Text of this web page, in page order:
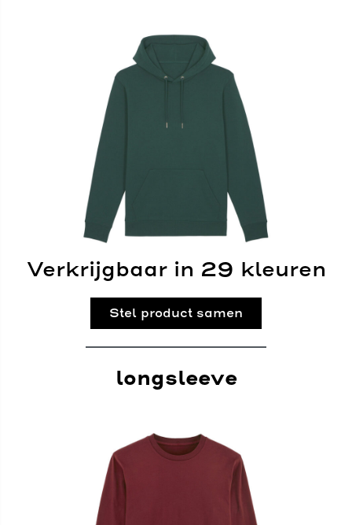
Verkrijgbaar in 29 kleuren
Stel product samen
longsleeve